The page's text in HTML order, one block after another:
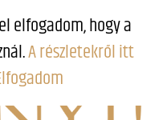
elfogadom, hogy a
A részletekről itt